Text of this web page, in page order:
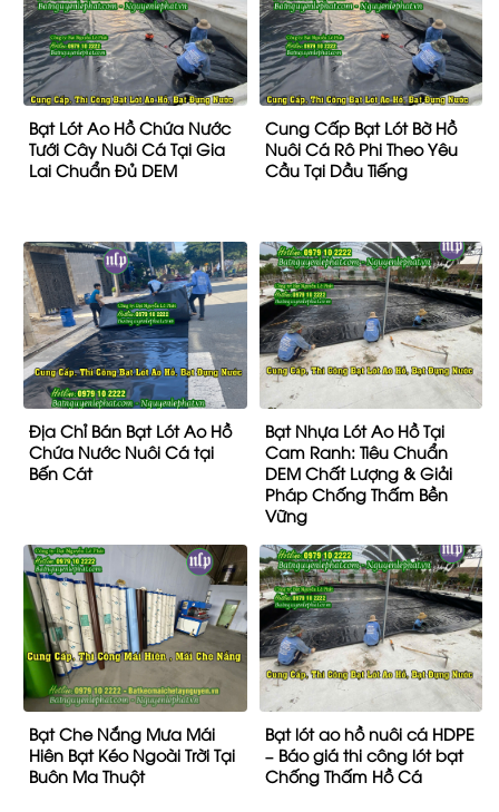
Bạt Lót Ao Hồ Chứa Nước
Tưới Cây Nuôi Cá Tại Gia
Lai Chuẩn Đủ DEM
Cung Cấp Bạt Lót Bờ Hồ
Nuôi Cá Rô Phi Theo Yêu
Cầu Tại Dầu Tiếng
Địa Chỉ Bán Bạt Lót Ao Hồ
Chứa Nước Nuôi Cá tại
Bến Cát
Bạt Nhựa Lót Ao Hồ Tại
Cam Ranh: Tiêu Chuẩn
DEM Chất Lượng & Giải
Pháp Chống Thấm Bền
Vững
Bạt Che Nắng Mưa Mái
Hiên Bạt Kéo Ngoài Trời Tại
Buôn Ma Thuột
Bạt lót ao hồ nuôi cá HDPE
– Báo giá thi công lót bạt
Chống Thấm Hồ Cá